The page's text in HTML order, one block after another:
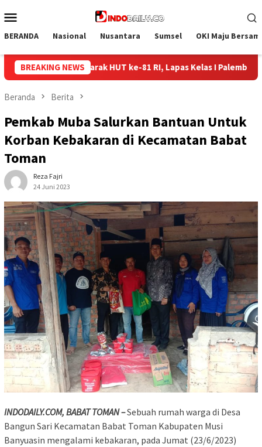
ke
Mobile
BERANDA Nasional Nusantara Sumsel OKI Maju
BREAKING NEWS
Lapas Kelas I Palembang Gelar Aksi Bersih-Bersih Lingkungan
Beranda Berita
Pemkab Muba Salurkan Bantuan Untuk
Korban Kebakaran di Kecamatan Babat
Toman
Reza Fajri
24 Juni 2023
INDODAILY.COM, BABAT TOMAN –Sebuah rumah warga di Desa
Bangun Sari Kecamatan Babat Toman Kabupaten Musi
Banyuasin mengalami kebakaran, pada Jumat (23/6/2023)